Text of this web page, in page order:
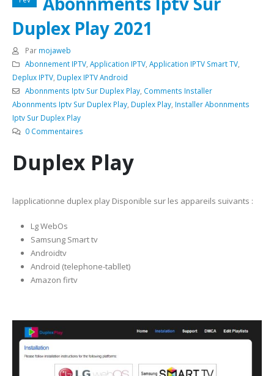
Duplex Play 2021
Par mojaweb
Abonnement IPTV, Application IPTV, Application IPTV Smart TV,
Deplux IPTV Duplex IPTV Android
Abonnments Iptv Sur Duplex Play, Comments Installer
Abonnments Iptv Sur Duplex Play Duplex Play Installer Abonnments
Iptv Sur Duplex Play
0 Commentaires
Duplex Play
lapplicationne duplex play Disponible sur les appareils suivants :
Lg WebOs
Samsung Smart tv
Androidtv
Android (telephone-tabllet)
Amazon firtv